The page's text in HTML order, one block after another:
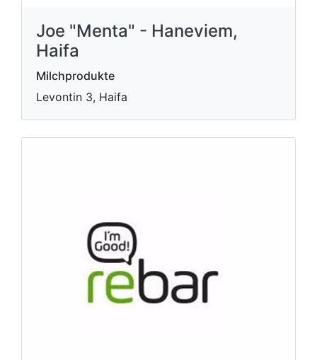
Joe "Menta" - Haneviem,
Haifa
Milchprodukte
Levontin 3, Haifa